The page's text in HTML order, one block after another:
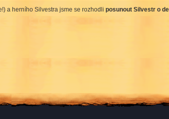
a herního Silvestra jsme se rozhodli posunout Silvestr o